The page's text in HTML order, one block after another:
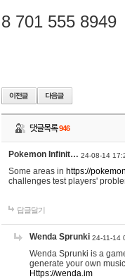
8 701 555 8949
댓글목록946
Pokemon Infinit… 24-08-14
Some areas in https://
challenges test players'
답글달기
Wenda Sprunki 24-11-14
Wenda Sprunki is a
generate your own
Https://wenda.im